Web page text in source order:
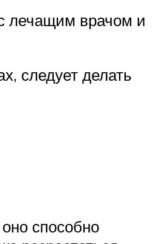
лечащим врачом и
следует делать
способно